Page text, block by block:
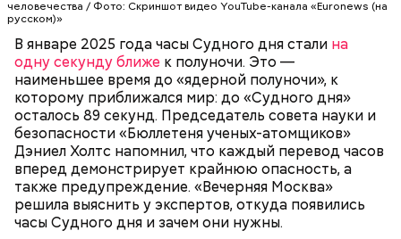
человечества / Фото: Скриншот видео YouTube-канала «Euronews (на
русском)»
В январе 2025 года часы Судного дня стали на
одну секунду ближе к полуночи. Это —
наименьшее время до «ядерной полуночи», к
которому приближался мир: до «Судного дня»
осталось 89 секунд. Председатель совета науки и
безопасности «Бюллетеня ученых-атомщиков»
Дэниел Холтс напомнил, что каждый перевод часов
вперед демонстрирует крайнюю опасность, а
также предупреждение. «Вечерняя Москва»
решила выяснить у экспертов, откуда появились
часы Судного дня и зачем они нужны.
достигнет полуночи. За всю историю их
как ближе, так и дальше от полуночи. Но в 2018
году часы Судного дня впервые за очень долгое
время показали свое самое близкое к катастрофе
время — без двух минут полночь. Вторая холодная
война между США и уже Россией стала обыденным
предметом обсуждения для аналитиков со всего
мира. Но, помимо перспективы отправиться в
«атомный рай», с 2007 года на стрелку часов
влияет еще одна глобальная угроза —
климатические изменения.